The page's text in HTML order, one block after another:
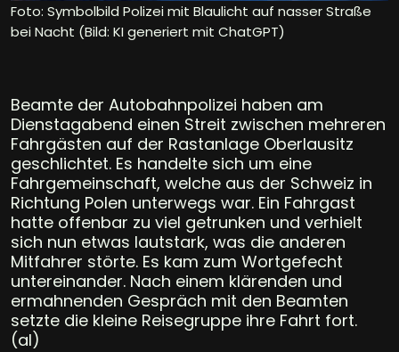
Foto: Symbolbild Polizei mit Blaulicht auf nasser Straße
bei Nacht (Bild: KI generiert mit ChatGPT)
Beamte der Autobahnpolizei haben am
Dienstagabend einen Streit zwischen mehreren
Fahrgästen auf der Rastanlage Oberlausitz
geschlichtet. Es handelte sich um eine
Fahrgemeinschaft, welche aus der Schweiz in
Richtung Polen unterwegs war. Ein Fahrgast
hatte offenbar zu viel getrunken und verhielt
sich nun etwas lautstark, was die anderen
Mitfahrer störte. Es kam zum Wortgefecht
untereinander. Nach einem klärenden und
ermahnenden Gespräch mit den Beamten
setzte die kleine Reisegruppe ihre Fahrt fort.
(al)